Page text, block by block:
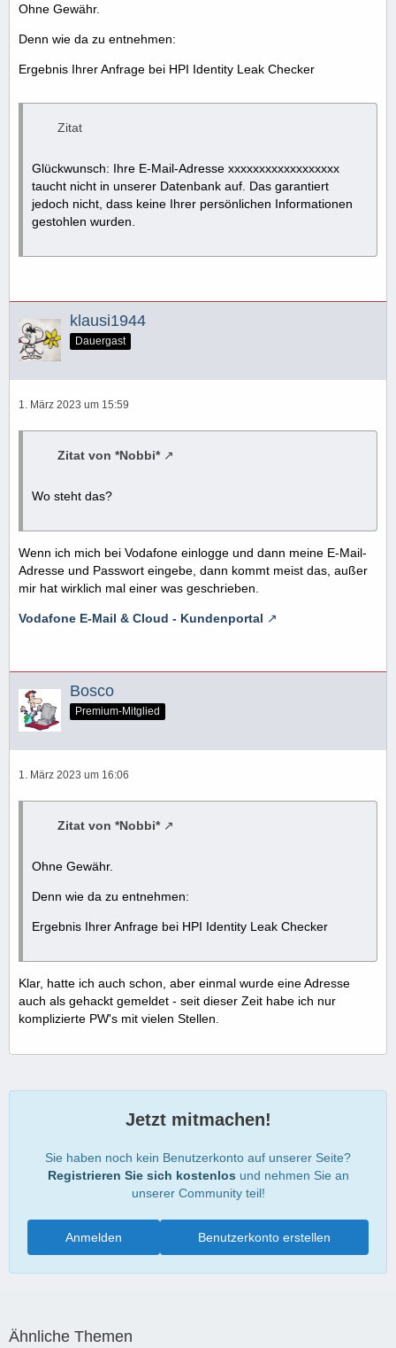
Ohne Gewähr.
Denn wie da zu entnehmen:
Ergebnis Ihrer Anfrage bei HPI Identity Leak Checker
Zitat
Glückwunsch: Ihre E-Mail-Adresse xxxxxxxxxxxxxxxxxx
taucht nicht in unserer Datenbank auf. Das garantiert
jedoch nicht, dass keine Ihrer persönlichen Informationen
gestohlen wurden.
klausi1944
Dauergast
1. März 2023 um 15:59
Zitat von *Nobbi*
Wo steht das?
Wenn ich mich bei Vodafone einlogge und dann meine E-Mail-
Adresse und Passwort eingebe, dann kommt meist das, außer
mir hat wirklich mal einer was geschrieben.
Vodafone E-Mail & Cloud - Kundenportal
Bosco
Premium-Mitglied
1. März 2023 um 16:06
Zitat von *Nobbi*
Ohne Gewähr.
Denn wie da zu entnehmen:
Ergebnis Ihrer Anfrage bei HPI Identity Leak Checker
Klar, hatte ich auch schon, aber einmal wurde eine Adresse
auch als gehackt gemeldet - seit dieser Zeit habe ich nur
komplizierte PW's mit vielen Stellen.
Jetzt mitmachen!
Sie haben noch kein Benutzerkonto auf unserer Seite?
Registrieren Sie sich kostenlos und nehmen Sie an
unserer Community teil!
Benutzerkonto erstellen
Anmelden
Ähnliche Themen